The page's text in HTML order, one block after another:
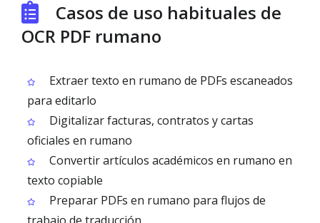
Casos de uso habituales de
OCR PDF rumano
Extraer texto en rumano de PDFs escaneados
para editarlo
Digitalizar facturas, contratos y cartas
oficiales en rumano
Convertir artículos académicos en rumano en
texto copiable
Preparar PDFs en rumano para flujos de